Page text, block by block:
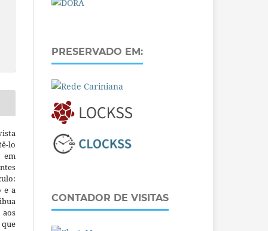
lo
em
e a
PRESERVADO EM:
CONTADOR DE VISITAS